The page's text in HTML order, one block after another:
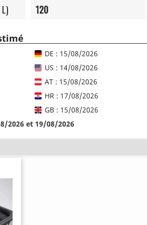
L) 120
DE : 15/08/2026
US : 14/08/2026
AT : 15/08/2026
HR : 17/08/2026
GB : 15/08/2026
2026 et 19/08/2026